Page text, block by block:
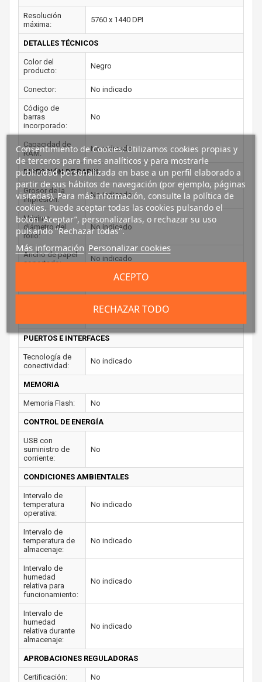
Resolución
máxima:
5760 x 1440 DPI
DETALLES TÉCNICOS
Color del
producto:
Negro
Conector: No indicado
Código de
barras
incorporado:
No
Capacidad de
RAM:
No indicado
DIRECCIÓN DE PAPEL
Grosor de la
impresión:
No indicado
Máximo
diámetro del
rollo:
No indicado
Ancho de papel
soportado:
No indicado
PUERTOS E INTERFACES
Tecnología de
conectividad:
No indicado
MEMORIA
Memoria Flash: No
CONTROL DE ENERGÍA
USB con
suministro de
corriente:
No
CONDICIONES AMBIENTALES
Intervalo de
temperatura
operativa:
No indicado
Intervalo de
temperatura de
almacenaje:
No indicado
Intervalo de
humedad
relativa para
funcionamiento:
No indicado
Intervalo de
humedad
relativa durante
almacenaje:
No indicado
APROBACIONES REGULADORAS
Certificación: No
Consentimiento de Cookies: Utilizamos cookies propias y
de terceros para fines analíticos y para mostrarle
publicidad personalizada en base a un perfil elaborado a
partir de sus hábitos de navegación (por ejemplo, páginas
visitadas). Para más información, consulte la política de
cookies. Puede aceptar todas las cookies pulsando el
botón “Aceptar”, personalizarlas, o rechazar su uso
pulsando "Rechazar todas".
Más información Personalizar cookies
RECHAZAR TODO
ACEPTO